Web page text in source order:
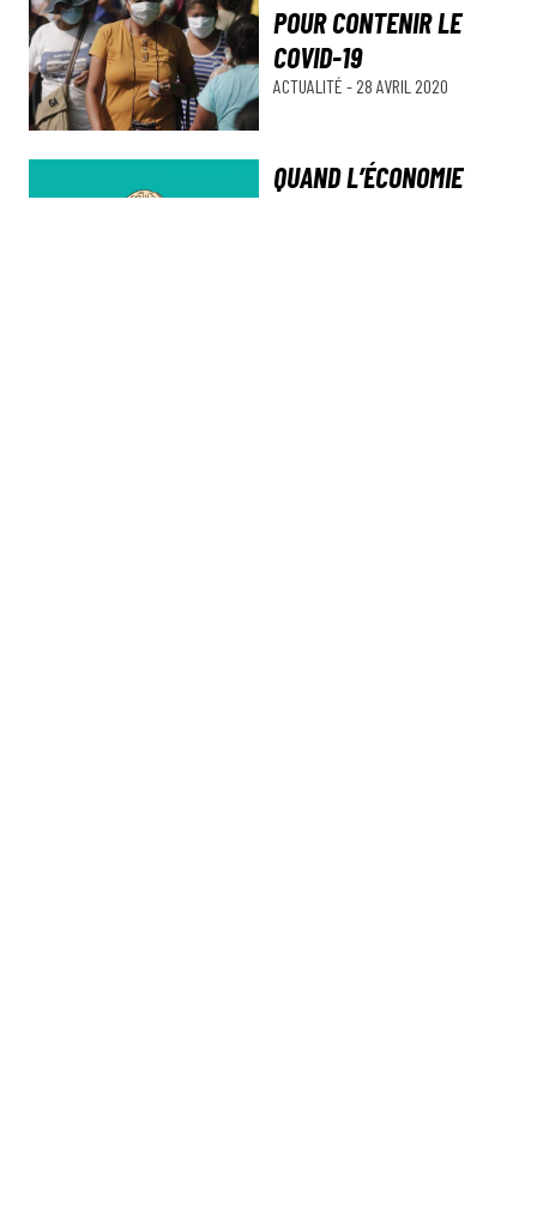
POUR CONTENIR LE
COVID-19
ACTUALITÉ - 28 AVRIL 2020
QUAND L’ÉCONOMIE